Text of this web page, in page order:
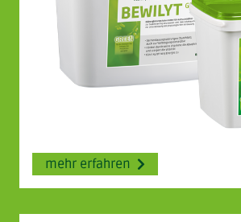
mehr erfahren